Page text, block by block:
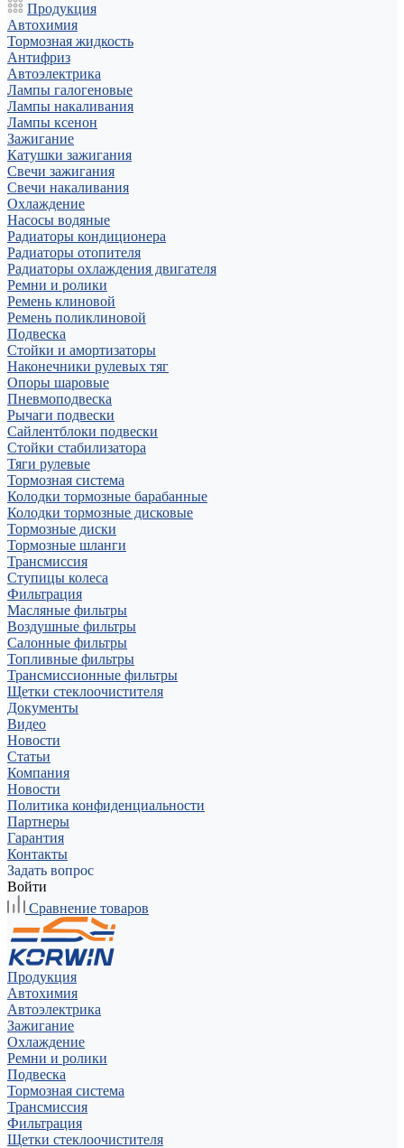
Продукция
Автохимия
Тормозная жидкость
Антифриз
Автоэлектрика
Лампы галогеновые
Лампы накаливания
Лампы ксенон
Зажигание
Катушки зажигания
Свечи зажигания
Свечи накаливания
Охлаждение
Насосы водяные
Радиаторы кондиционера
Радиаторы отопителя
Радиаторы охлаждения двигателя
Ремни и ролики
Ремень клиновой
Ремень поликлиновой
Подвеска
Стойки и амортизаторы
Наконечники рулевых тяг
Опоры шаровые
Пневмоподвеска
Рычаги подвески
Сайлентблоки подвески
Стойки стабилизатора
Тяги рулевые
Тормозная система
Колодки тормозные барабанные
Колодки тормозные дисковые
Тормозные диски
Тормозные шланги
Трансмиссия
Ступицы колеса
Фильтрация
Масляные фильтры
Воздушные фильтры
Салонные фильтры
Топливные фильтры
Трансмиссионные фильтры
Щетки стеклоочистителя
Документы
Видео
Новости
Статьи
Компания
Новости
Политика конфиденциальности
Партнеры
Гарантия
Контакты
Задать вопрос
Войти
Сравнение товаров
Продукция
Автохимия
Автоэлектрика
Зажигание
Охлаждение
Ремни и ролики
Подвеска
Тормозная система
Трансмиссия
Фильтрация
Щетки стеклоочистителя